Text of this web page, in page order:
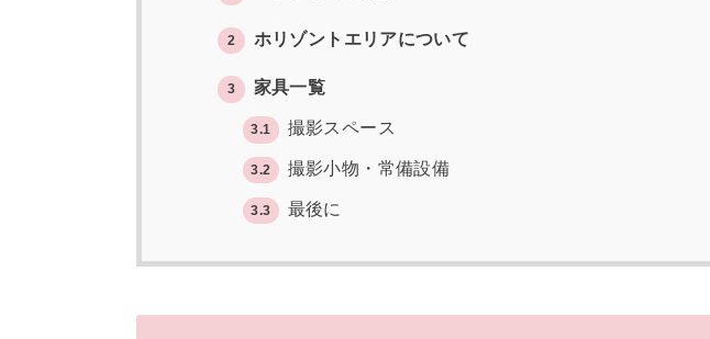
2 ホリゾントエリアについて
3 家具一覧
3.1 撮影スペース
3.2 撮影小物・常備設備
3.3 最後に